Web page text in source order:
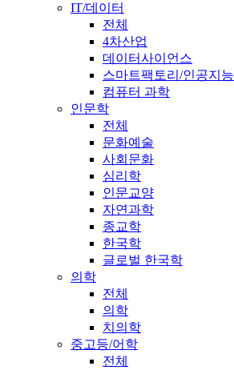
IT/데이터
전체
4차산업
데이터사이언스
스마트팩토리/인공지능
컴퓨터 과학
인문학
전체
문화예술
사회문화
심리학
인문교양
자연과학
종교학
한국학
글로벌 한국학
의학
전체
의학
치의학
중고등/어학
전체